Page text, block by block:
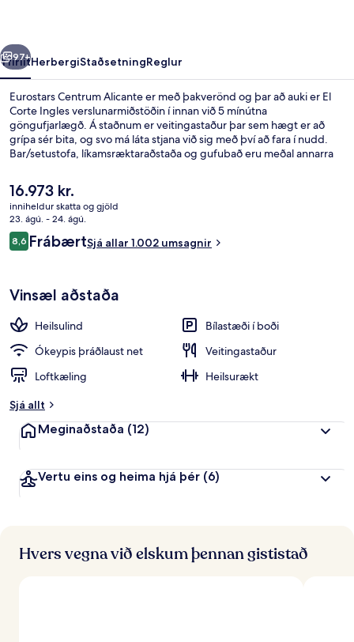
Næsta
97+
YfirlitHerbergiStaðsetningReglur
Eurostars Centrum Alicante er með þakverönd og þar að auki er El
Corte Ingles verslunarmiðstöðin í innan við 5 mínútna
göngufjarlægð. Á staðnum er veitingastaður þar sem hægt er að
grípa sér bita, og svo má láta stjana við sig með því að fara í nudd.
Bar/setustofa, líkamsræktaraðstaða og gufubað eru meðal annarra
starfsfólk sé meðal helstu kosta gististaðarins.
Núverandi
verð
er
16.973 kr.
16.973 kr.
inniheldur skatta og gjöld
23. ágú. - 24. ágú.
Umsagnir
8,68,6 af 10
FrábærtSjá allar 1.002 umsagnir
Vinsæl aðstaða
Heilsulind
Bílastæði í boði
Ókeypis þráðlaust net
Veitingastaður
Loftkæling
Heilsurækt
Sjá allt
Meginaðstaða (12)
Vertu eins og heima hjá þér (6)
Hvers vegna við elskum þennan gististað